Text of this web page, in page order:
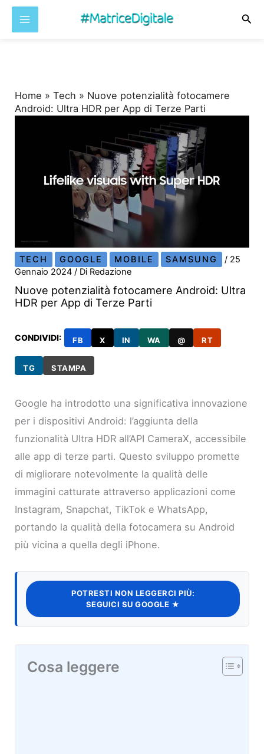
Home »Tech » Nuove potenzialità fotocamere
Android: Ultra HDR per App di Terze Parti
TECH GOOGLE MOBILE SAMSUNG / 25
Gennaio 2024/ Di Redazione
Nuove potenzialità fotocamere Android: Ultra
HDR per App di Terze Parti
CONDIVIDI: FB X IN WA @ RT
TG STAMPA
Google ha introdotto una significativa innovazione
per i dispositivi Android: l’aggiunta della
funzionalità Ultra HDR all’API CameraX, accessibile
alle app di terze parti. Questo sviluppo promette
di migliorare notevolmente la qualità delle
immagini catturate attraverso applicazioni come
Instagram, Snapchat, TikTok e WhatsApp,
portando la qualità della fotocamera su Android
più vicina a quella degli iPhone.
POTRESTI NON LEGGERCI PIÙ:
SEGUICI SU GOOGLE ★
Cosa leggere